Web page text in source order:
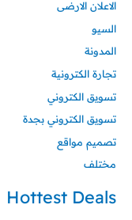
الاعلان الارضى
السيو
المدونة
تجارة الكترونية
تسويق الكتروني
تسويق الكتروني بجدة
تصميم مواقع
مختلف
Hottest Deals